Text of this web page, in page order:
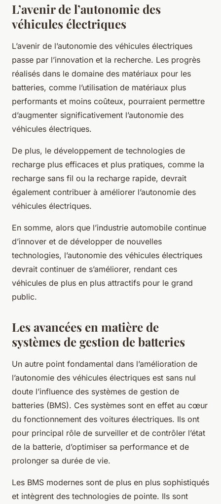
L’avenir de l’autonomie des
véhicules électriques
L’avenir de l’autonomie des véhicules électriques
passe par l’innovation et la recherche. Les progrès
réalisés dans le domaine des matériaux pour les
batteries, comme l’utilisation de matériaux plus
performants et moins coûteux, pourraient permettre
d’augmenter significativement l’autonomie des
véhicules électriques.
De plus, le développement de technologies de
recharge plus efficaces et plus pratiques, comme la
recharge sans fil ou la recharge rapide, devrait
également contribuer à améliorer l’autonomie des
véhicules électriques.
En somme, alors que l’industrie automobile continue
d’innover et de développer de nouvelles
technologies, l’autonomie des véhicules électriques
devrait continuer de s’améliorer, rendant ces
véhicules de plus en plus attractifs pour le grand
public.
Les avancées en matière de
systèmes de gestion de batteries
Un autre point fondamental dans l’amélioration de
l’autonomie des véhicules électriques est sans nul
doute l’influence des systèmes de gestion de
batteries (BMS). Ces systèmes sont en effet au cœur
du fonctionnement des voitures électriques. Ils ont
pour principal rôle de surveiller et de contrôler l’état
de la batterie, d’optimiser sa performance et de
prolonger sa durée de vie.
Les BMS modernes sont de plus en plus sophistiqués
et intègrent des technologies de pointe. Ils sont